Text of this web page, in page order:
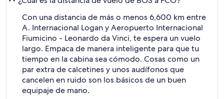
Con una distancia de más o menos 6,600 km entre
A. Internacional Logan y Aeropuerto Internacional
Fiumicino - Leonardo da Vinci, te espera un vuelo
largo. Empaca de manera inteligente para que tu
tiempo en la cabina sea cómodo. Cosas como un
par extra de calcetines y unos audífonos que
cancelen en ruido son los básicos de un buen
equipaje de mano.